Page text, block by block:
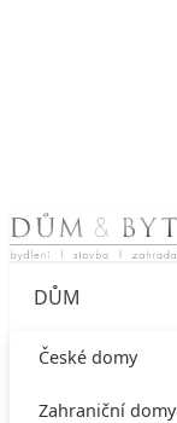
Skip to content
DŮM
České domy
Zahraniční domy